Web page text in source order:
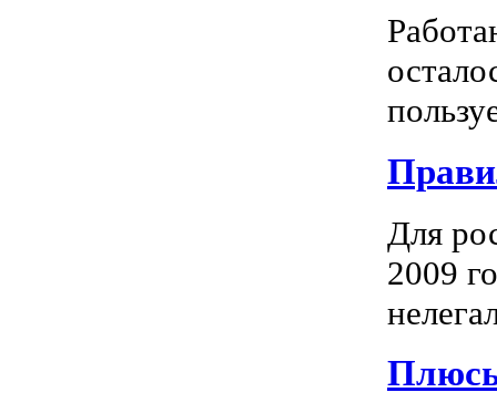
Для
2009